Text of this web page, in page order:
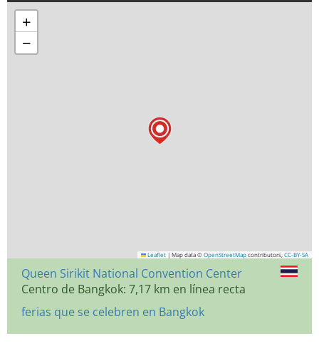
+
−
Leaflet | Map data © OpenStreetMap contributors, CC-BY-SA
Queen Sirikit National Convention Center
Centro de Bangkok: 7,17 km en línea recta
ferias que se celebren en Bangkok